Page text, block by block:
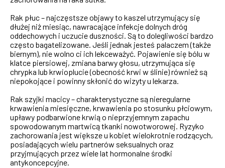
Rak płuc – najczęstsze objawy to kaszel utrzymujący się
dłużej niż miesiąc, nawracające infekcje dolnych dróg
oddechowych i uczucie duszności. Są to dolegliwości bardzo
często bagatelizowane. Jeśli jednak jesteś palaczem (także
biernym), nie wolno ci ich lekceważyć. Pojawienie się bólu w
klatce piersiowej, zmiana barwy głosu, utrzymująca się
chrypka lub krwioplucie (obecność krwi w ślinie) również są
niepokojące i powinny skłonić do wizyty u lekarza.
Rak szyjki macicy – charakterystyczne są nieregularne
krwawienia miesięczne, krwawienia po stosunku płciowym,
upławy podbarwione krwią o nieprzyjemnym zapachu
spowodowanym martwicą tkanki nowotworowej. Ryzyko
zachorowania jest większe u kobiet wielokrotnie rodzących,
posiadających wielu partnerów seksualnych oraz
przyjmujących przez wiele lat hormonalne środki
antykoncepcyjne.